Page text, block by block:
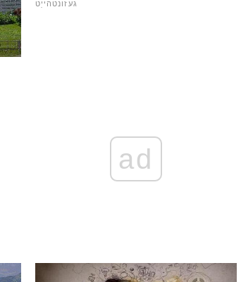
געזונטהייַט
ad